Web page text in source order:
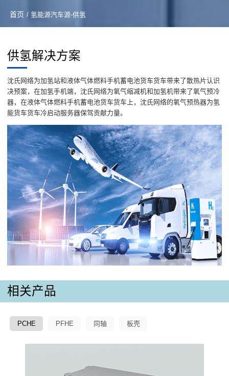
首页 / 氢能源汽车源-供氢
供氢解决方案
沈氏网络为加氢站和液体气体燃料手机蓄电池货车货车带来了散热片认识
决预案，在加氢手机端，沈氏网络为氧气缩减机和加氢机带来了氧气预冷
器，在液体气体燃料手机蓄电池货车货车上，沈氏网络的氧气预热器为氢
能货车货车冷启动服务器保驾贡献力量。
相关产品
PCHE PFHE 同轴 板壳